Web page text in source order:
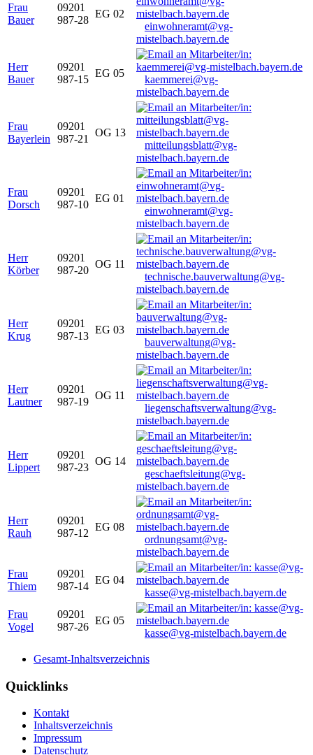
Frau
Bauer
09201
987-28
EG 02
einwohneramt@vg-
mistelbach.bayern.de
Herr
Bauer
09201
987-15
EG 05
kaemmerei@vg-
mistelbach.bayern.de
Frau
Bayerlein
09201
987-21
OG 13
mitteilungsblatt@vg-
mistelbach.bayern.de
Frau
Dorsch
09201
987-10
EG 01
einwohneramt@vg-
mistelbach.bayern.de
Herr
Körber
09201
987-20
OG 11
technische.bauverwaltung@vg-
mistelbach.bayern.de
Herr
Krug
09201
987-13
EG 03
bauverwaltung@vg-
mistelbach.bayern.de
Herr
Lautner
09201
987-19
OG 11
liegenschaftsverwaltung@vg-
mistelbach.bayern.de
Herr
Lippert
09201
987-23
OG 14
geschaeftsleitung@vg-
mistelbach.bayern.de
Herr
Rauh
09201
987-12
EG 08
ordnungsamt@vg-
mistelbach.bayern.de
Frau
Thiem
09201
987-14
EG 04
kasse@vg-mistelbach.bayern.de
Frau
Vogel
09201
987-26
EG 05
kasse@vg-mistelbach.bayern.de
Gesamt-Inhaltsverzeichnis
Quicklinks
Kontakt
Inhaltsverzeichnis
Impressum
Datenschutz